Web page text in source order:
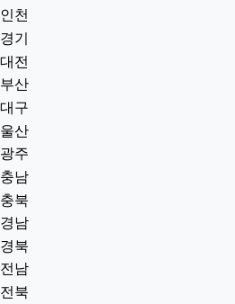
인천
경기
대전
부산
대구
울산
광주
충남
충북
경남
경북
전남
전북